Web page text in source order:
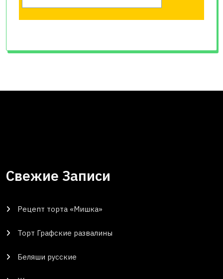
Свежие Записи
Рецепт торта «Мишка»
Торт Графские развалины
Беляши русские